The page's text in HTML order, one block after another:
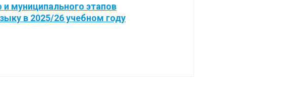
муниципального этапов
в 2025/26 учебном году